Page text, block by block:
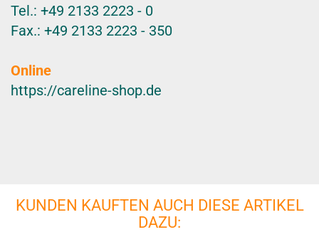
Tel.: +49 2133 2223 - 0
Fax.: +49 2133 2223 - 350
Online
https://careline-shop.de
KUNDEN KAUFTEN AUCH DIESE ARTIKEL
DAZU: